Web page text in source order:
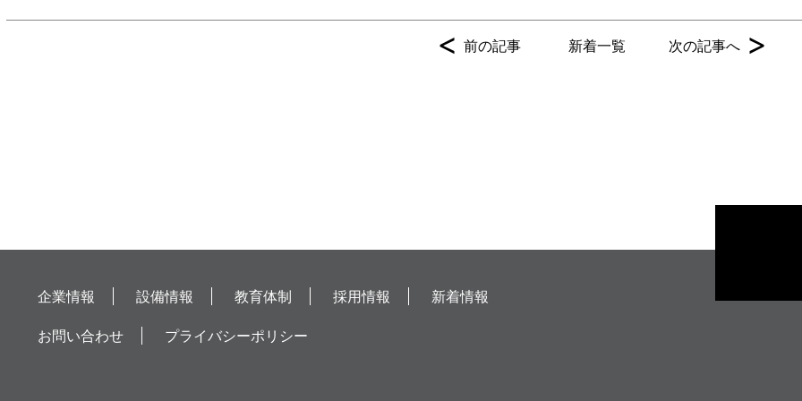
< 前の記事 新着一覧 次の記事へ >
企業情報 設備情報 教育体制 採用情報 新着情報
お問い合わせ プライバシーポリシー